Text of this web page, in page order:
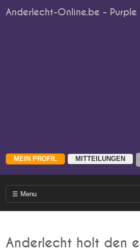
Anderlecht-Online.be - Purple
Anderlecht holt den